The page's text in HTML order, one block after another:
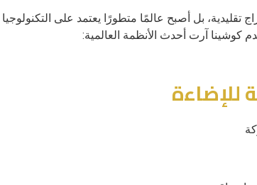
تقليدية، بل أصبح عالمًا متطورًا يعتمد على
كوشينا آرت أحدث الأنظمة العالمية: